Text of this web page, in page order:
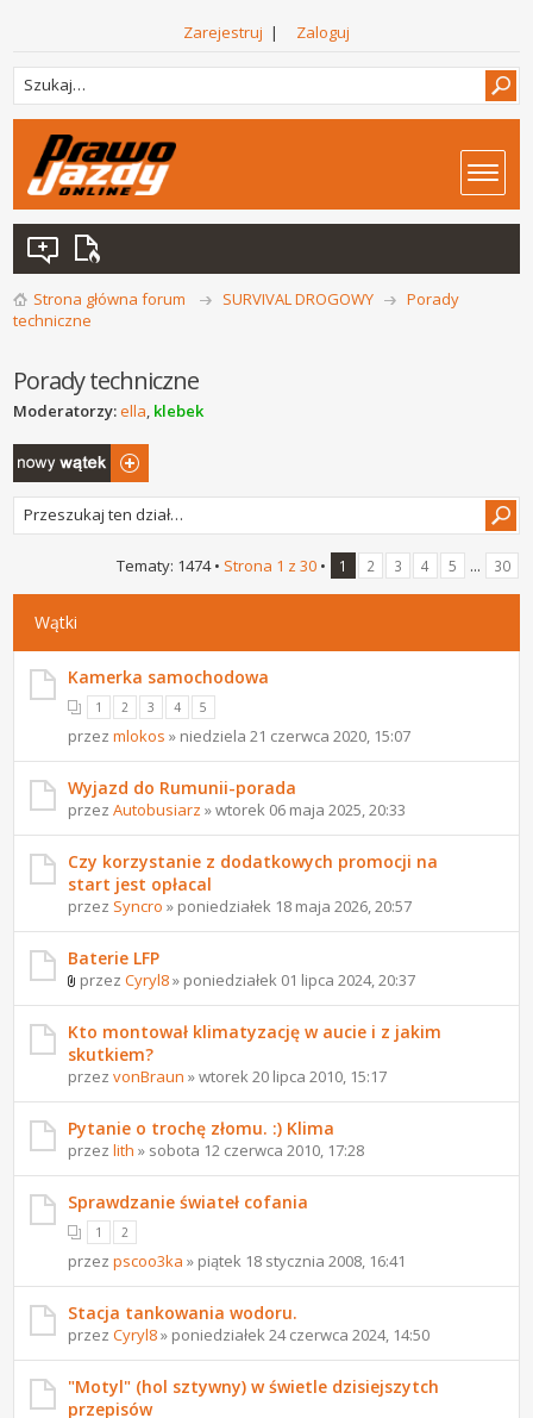
Zarejestruj | Zaloguj
Strona główna forum SURVIVAL DROGOWY
Porady
techniczne
Porady techniczne
Moderatorzy:ella, klebek
Napisz wątek
Tematy: 1474 • Strona 1 z 30• 1 2 3 4 5 ... 30
Wątki
Kamerka samochodowa
1 2 3 4 5
przezmlokos » niedziela 21 czerwca 2020, 15:07
Wyjazd do Rumunii-porada
przezAutobusiarz » wtorek 06 maja 2025, 20:33
Czy korzystanie z dodatkowych promocji na
start jest opłacal
przez Syncro » poniedziałek 18 maja 2026, 20:57
Baterie LFP
przezCyryl8» poniedziałek 01 lipca 2024, 20:37
Kto montował klimatyzację w aucie i z jakim
skutkiem?
przezvonBraun » wtorek 20 lipca 2010, 15:17
Pytanie o trochę złomu. :) Klima
przezlith » sobota 12 czerwca 2010, 17:28
Sprawdzanie świateł cofania
1 2
przezpscoo3ka » piątek 18 stycznia 2008, 16:41
Stacja tankowania wodoru.
przezCyryl8» poniedziałek 24 czerwca 2024, 14:50
"Motyl" (hol sztywny) w świetle dzisiejszytch
przepisów